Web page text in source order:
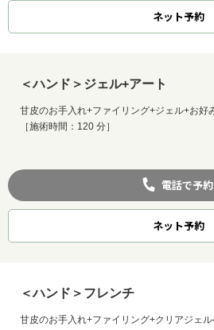
ネット予約
＜ハンド＞ジェル+アート
甘皮のお手入れ+ファイリング+ジェル+お好
［施術時間：120 分］
電話で予約
ネット予約
＜ハンド＞フレンチ
甘皮のお手入れ+ファイリング+クリアジェ